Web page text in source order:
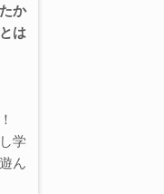
か
は
学
ん